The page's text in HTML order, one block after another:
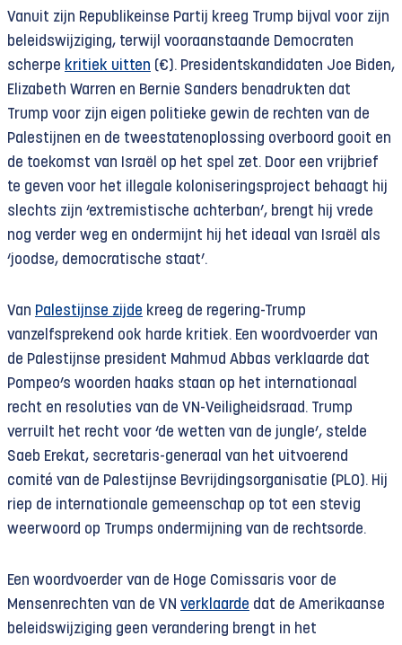
Vanuit zijn Republikeinse Partij kreeg Trump bijval voor zijn
beleidswijziging, terwijl vooraanstaande Democraten
scherpe kritiek uitten (€). Presidentskandidaten Joe Biden,
Elizabeth Warren en Bernie Sanders benadrukten dat
Trump voor zijn eigen politieke gewin de rechten van de
Palestijnen en de tweestatenoplossing overboord gooit en
de toekomst van Israël op het spel zet. Door een vrijbrief
te geven voor het illegale koloniseringsproject behaagt hij
slechts zijn ‘extremistische achterban’, brengt hij vrede
nog verder weg en ondermijnt hij het ideaal van Israël als
‘joodse, democratische staat’.
Van Palestijnse zijde kreeg de regering-Trump
vanzelfsprekend ook harde kritiek. Een woordvoerder van
de Palestijnse president Mahmud Abbas verklaarde dat
Pompeo’s woorden haaks staan op het internationaal
recht en resoluties van de VN-Veiligheidsraad. Trump
verruilt het recht voor ‘de wetten van de jungle’, stelde
Saeb Erekat, secretaris-generaal van het uitvoerend
comité van de Palestijnse Bevrijdingsorganisatie (PLO). Hij
riep de internationale gemeenschap op tot een stevig
weerwoord op Trumps ondermijning van de rechtsorde.
Een woordvoerder van de Hoge Comissaris voor de
Mensenrechten van de VN verklaarde dat de Amerikaanse
beleidswijziging geen verandering brengt in het